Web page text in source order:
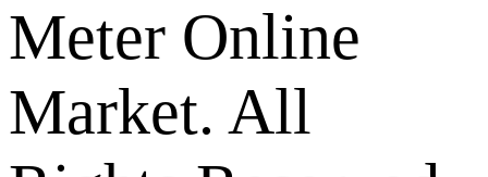
Meter Online
Market. All